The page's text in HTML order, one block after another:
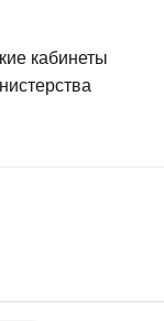
кабинеты